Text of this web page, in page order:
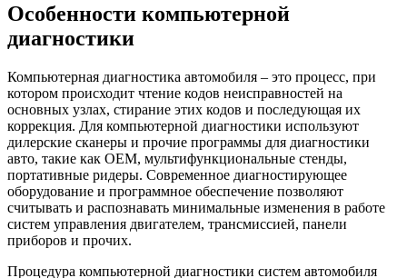
Особенности компьютерной
диагностики
Компьютерная диагностика автомобиля – это процесс, при
котором происходит чтение кодов неисправностей на
основных узлах, стирание этих кодов и последующая их
коррекция. Для компьютерной диагностики используют
дилерские сканеры и прочие программы для диагностики
авто, такие как OEM, мультифункциональные стенды,
портативные ридеры. Современное диагностирующее
оборудование и программное обеспечение позволяют
считывать и распознавать минимальные изменения в работе
систем управления двигателем, трансмиссией, панели
приборов и прочих.
Процедура компьютерной диагностики систем автомобиля